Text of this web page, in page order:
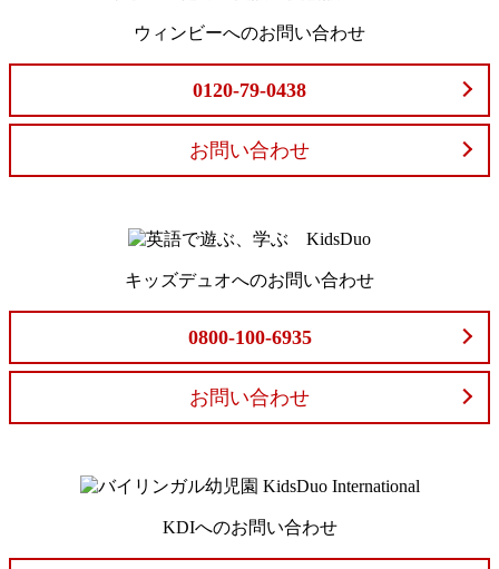
ウィンビーへのお問い合わせ
0120-79-0438
お問い合わせ
キッズデュオへのお問い合わせ
0800-100-6935
お問い合わせ
KDIへのお問い合わせ